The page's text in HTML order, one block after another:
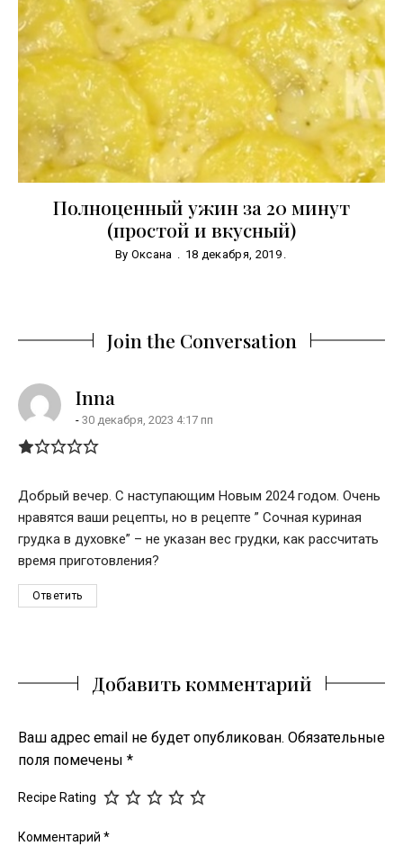
Полноценный ужин за 20 минут
(простой и вкусный)
By Оксана 18 декабря, 2019
Join the Conversation
Inna
30 декабря, 2023 4:17 пп
Добрый вечер. С наступающим Новым 2024 годом. Очень
нравятся ваши рецепты, но в рецепте ” Сочная куриная
грудка в духовке” – не указан вес грудки, как рассчитать
время приготовления?
Ответить
Добавить комментарий
Ваш адрес email не будет опубликован. Обязательные
поля помечены *
Recipe Rating
Комментарий *